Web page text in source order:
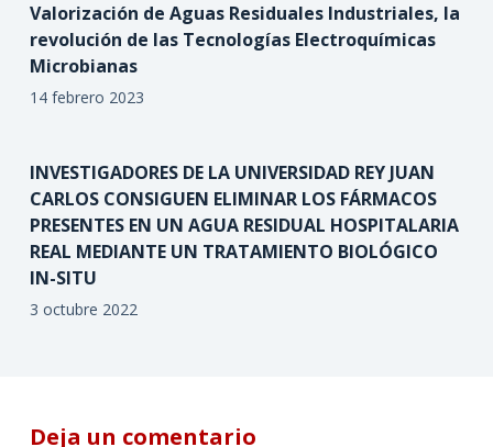
Valorización de Aguas Residuales Industriales, la
revolución de las Tecnologías Electroquímicas
Microbianas
14 febrero 2023
INVESTIGADORES DE LA UNIVERSIDAD REY JUAN
CARLOS CONSIGUEN ELIMINAR LOS FÁRMACOS
PRESENTES EN UN AGUA RESIDUAL HOSPITALARIA
REAL MEDIANTE UN TRATAMIENTO BIOLÓGICO
IN-SITU
3 octubre 2022
Deja un comentario